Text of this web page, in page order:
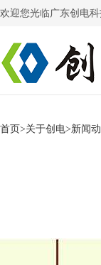
欢迎您光临广东创电科
首页>关于创电>新闻